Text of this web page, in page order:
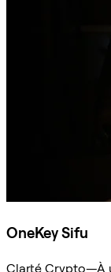
OneKey Sifu
Clarté Crypto—À